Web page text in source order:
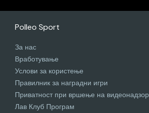
Polleo Sport
За нас
Вработување
Услови за користење
Правилник за наградни игри
Приватност при вршење на видеонадзор
Лав Клуб Програм